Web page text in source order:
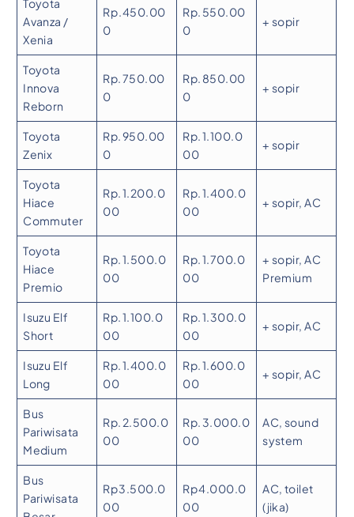
Toyota
Avanza /
Xenia
Rp .450.00
0
Rp. 550.00
0
+ sopir
Toyota
Innova
Reborn
Rp. 750.00
0
Rp. 850.00
0
+ sopir
Toyota
Zenix
Rp. 950.00
0
Rp. 1.100.0
00
+ sopir
Toyota
Hiace
Commuter
Rp. 1.200.0
00
Rp. 1.400.0
00
+ sopir, AC
Toyota
Hiace
Premio
Rp. 1.500.0
00
Rp. 1.700.0
00
+ sopir, AC
Premium
Isuzu Elf
Short
Rp. 1.100.0
00
Rp. 1.300.0
00
+ sopir, AC
Isuzu Elf
Long
Rp. 1.400.0
00
Rp. 1.600.0
00
+ sopir, AC
Bus
Pariwisata
Medium
Rp. 2.500.0
00
Rp. 3.000.0
00
AC, sound
system
Bus
Pariwisata
Rp 3.500.0
00
Rp 4.000.0
00
AC, toilet
(jika)